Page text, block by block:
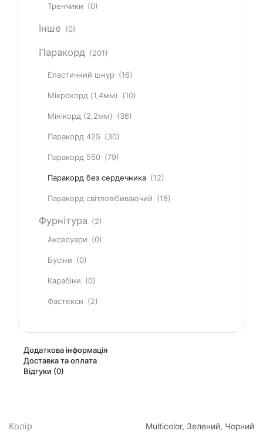
Тренчики (0)
Інше (0)
Паракорд (201)
Еластичний шнур (16)
Мікрокорд (1,4мм) (10)
Мінікорд (2,2мм) (36)
Паракорд 425 (30)
Паракорд 550 (79)
Паракорд без сердечника (12)
Паракорд світловібиваючий (18)
Фурнітура (2)
Аксесуари (0)
Бусіни (0)
Карабіни (0)
Фастекси (2)
Додаткова інформація
Доставка та оплата
Відгуки (0)
Колір Multicolor, Зелений, Чорний